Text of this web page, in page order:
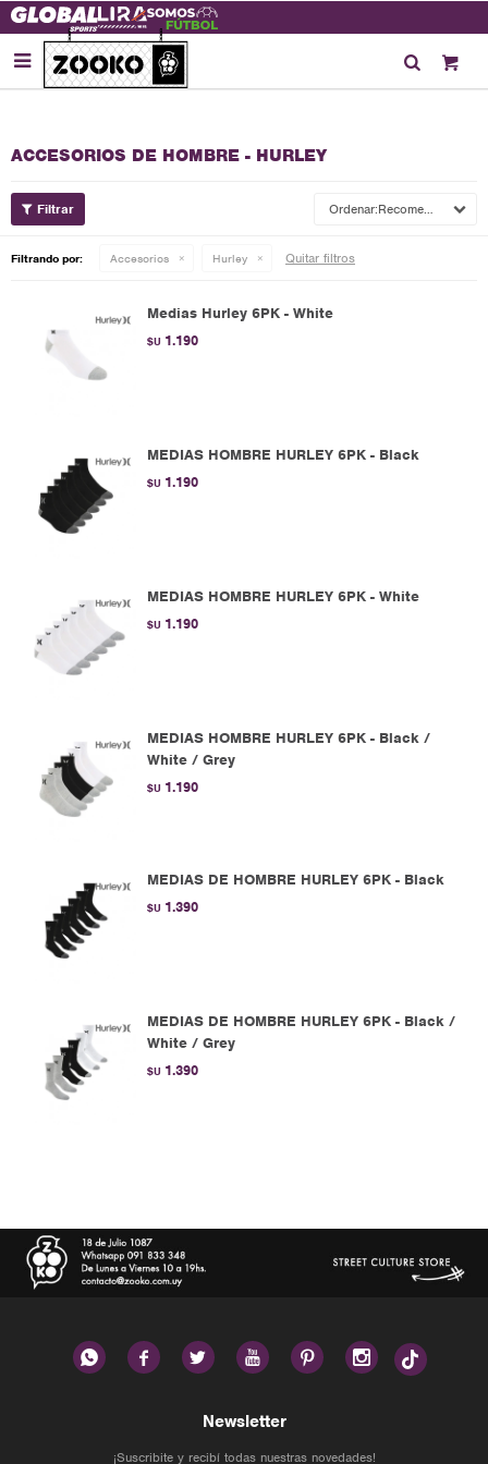

ACCESORIOS DE HOMBRE - HURLEY
Recomendados
Filtrando por: Accesorios Hurley Quitar filtros
Medias Hurley 6PK - White
$U 1.190
MEDIAS HOMBRE HURLEY 6PK - Black
$U 1.190
MEDIAS HOMBRE HURLEY 6PK - White
$U 1.190
MEDIAS HOMBRE HURLEY 6PK - Black /
White / Grey
$U 1.190
MEDIAS DE HOMBRE HURLEY 6PK - Black
$U 1.390
MEDIAS DE HOMBRE HURLEY 6PK - Black /
White / Grey
$U 1.390
     
Newsletter
¡Suscribite y recibí todas nuestras novedades!